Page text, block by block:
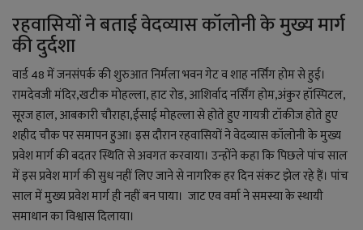
रहवासियों ने बताई वेदव्यास कॉलोनी के मुख्य मार्ग
की दुर्दशा
वार्ड 48 में जनसंपर्क की शुरुआत निर्मला भवन गेट व शाह नर्सिंग होम से हुई।
रामदेवजी मंदिर,खटीक मोहल्ला, हाट रोड, आशिर्वाद नर्सिंग होम,अंकुर हॉस्पिटल,
सूरज हाल, आबकारी चौराहा,ईसाई मोहल्ला से होते हुए गायत्री टॉकीज होते हुए
शहीद चौक पर समापन हुआ। इस दौरान रहवासियों ने वेदव्यास कॉलोनी के मुख्य
प्रवेश मार्ग की बदतर स्थिति से अवगत करवाया। उन्होंने कहा कि पिछले पांच साल
में इस प्रवेश मार्ग की सुध नहीं लिए जाने से नागरिक हर दिन संकट झेल रहे हैं। पांच
साल में मुख्य प्रवेश मार्ग ही नहीं बन पाया। जाट एव वर्मा ने समस्या के स्थायी
समाधान का विश्वास दिलाया।